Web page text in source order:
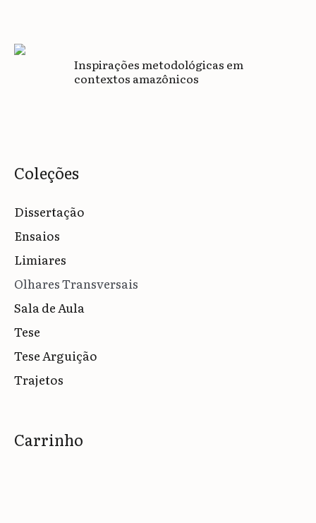
Inspirações metodológicas em
contextos amazônicos
Coleções
Dissertação
Ensaios
Limiares
Olhares Transversais
Sala de Aula
Tese
Tese Arguição
Trajetos
Carrinho